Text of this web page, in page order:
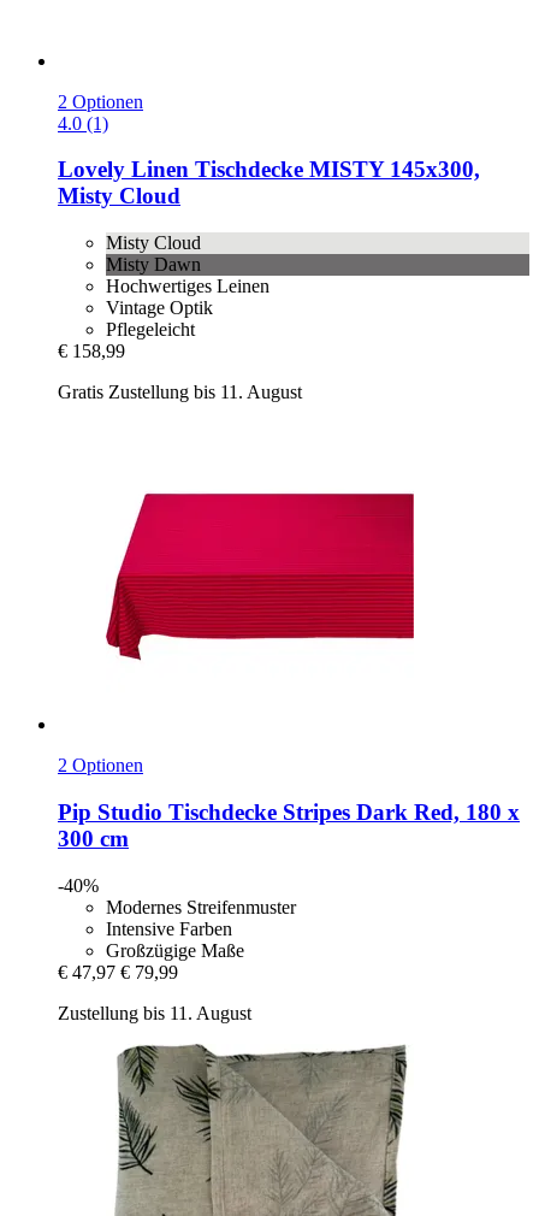
2 Optionen
4.0 (1)
Lovely Linen Tischdecke MISTY 145x300,
Misty Cloud
Misty Cloud
Misty Dawn
Hochwertiges Leinen
Vintage Optik
Pflegeleicht
€ 158,99
Gratis Zustellung bis 11. August
2 Optionen
Pip Studio Tischdecke Stripes Dark Red, 180 x
300 cm
-40%
Modernes Streifenmuster
Intensive Farben
Großzügige Maße
€ 47,97 € 79,99
Zustellung bis 11. August